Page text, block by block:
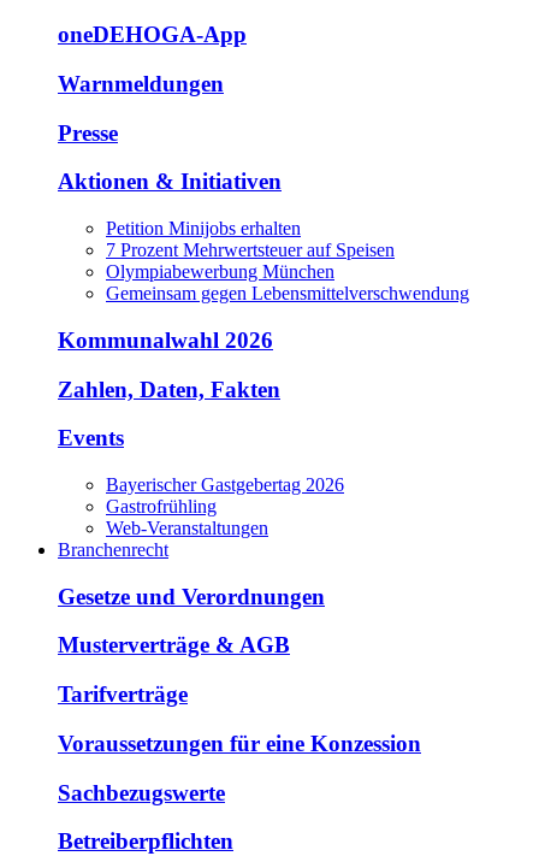
oneDEHOGA-App
Warnmeldungen
Presse
Aktionen & Initiativen
Petition Minijobs erhalten
7 Prozent Mehrwertsteuer auf Speisen
Olympiabewerbung München
Gemeinsam gegen Lebensmittelverschwendung
Kommunalwahl 2026
Zahlen, Daten, Fakten
Events
Bayerischer Gastgebertag 2026
Gastrofrühling
Web-Veranstaltungen
Branchenrecht
Gesetze und Verordnungen
Musterverträge & AGB
Tarifverträge
Voraussetzungen für eine Konzession
Sachbezugswerte
Betreiberpflichten